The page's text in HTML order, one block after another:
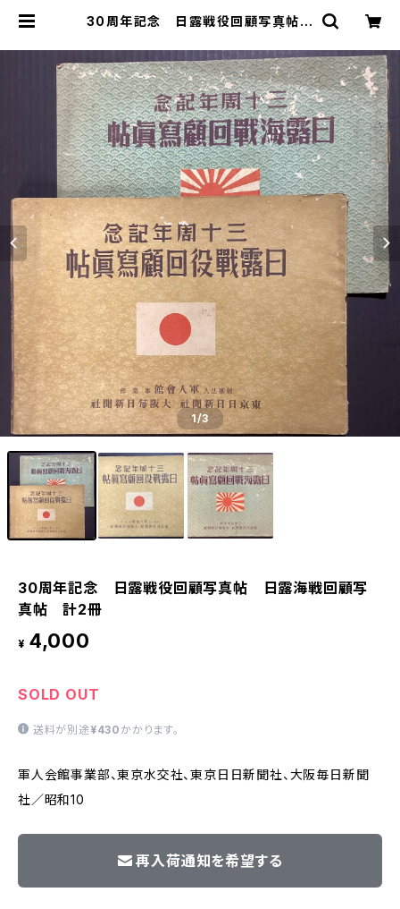
30周年記念 日露戦役回顧写真帖
本 永田書店
1/3
30周年記念 日露戦役回顧写真帖 日露海戦回顧写
真帖 計2冊
¥ 4,000
SOLD OUT
送料が別途 ¥430 かかります。
軍人会館事業部、東京水交社、東京日日新聞社、大阪毎日新聞
社／昭和10
再入荷通知を希望する